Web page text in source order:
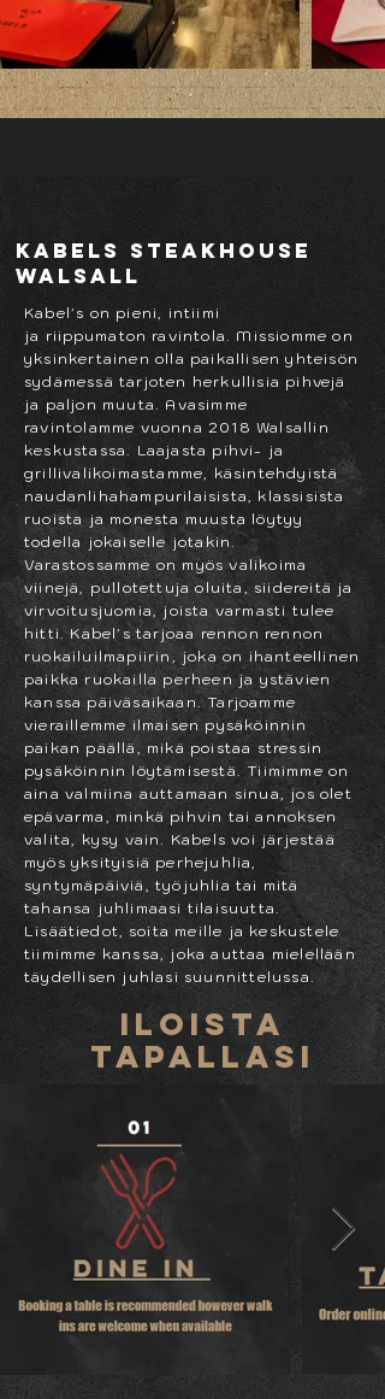
Kabels Steakhouse
Walsall
Kabel's on pieni, intiimi
ja riippumaton ravintola. Missiomme on
yksinkertainen olla paikallisen yhteisön
sydämessä tarjoten herkullisia pihvejä
ja paljon muuta. Avasimme
ravintolamme vuonna 2018 Walsallin
keskustassa. Laajasta pihvi- ja
grillivalikoimastamme, käsintehdyistä
naudanlihahampurilaisista, klassisista
ruoista ja monesta muusta löytyy
todella jokaiselle jotakin.
Varastossamme on myös valikoima
viinejä, pullotettuja oluita, siidereitä ja
virvoitusjuomia, joista varmasti tulee
hitti. Kabel's tarjoaa rennon rennon
ruokailuilmapiirin, joka on ihanteellinen
paikka ruokailla perheen ja ystävien
kanssa päiväsaikaan. Tarjoamme
vieraillemme ilmaisen pysäköinnin
paikan päällä, mikä poistaa stressin
pysäköinnin löytämisestä. Tiimimme on
aina valmiina auttamaan sinua, jos olet
epävarma, minkä pihvin tai annoksen
valita, kysy vain. Kabels voi järjestää
myös yksityisiä perhejuhlia,
syntymäpäiviä, työjuhlia tai mitä
tahansa juhlimaasi tilaisuutta.
Lisäätiedot, soita meille ja keskustele
tiimimme kanssa, joka auttaa mielellään
täydellisen juhlasi suunnittelussa.
ILOISTA
TAPALLASI